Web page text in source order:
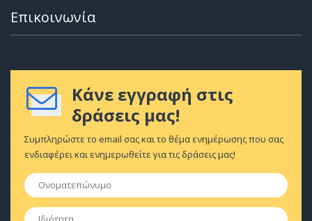
Επικοινωνία
Κάνε εγγραφή στις
δράσεις μας!
Συμπληρώστε το email σας και το θέμα ενημέρωσης που σας
ενδιαφέρει και ενημερωθείτε για τις δράσεις μας!
Ονοματεπώνυμο
Ιδιότητα